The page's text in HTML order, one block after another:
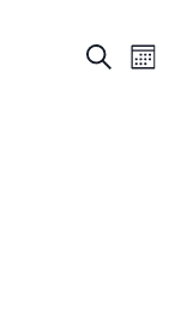
Suche
Monat